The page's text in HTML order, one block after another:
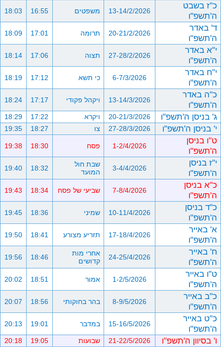
כ"ז בשבט
ה'תשפ"ו
13-14/2/2026 משפטים 16:55
18:03
ד' באדר
ה'תשפ"ו
20-21/2/2026 תרומה 17:01
18:09
י"א באדר
ה'תשפ"ו
27-28/2/2026 תצוה 17:06
18:14
י"ח באדר
ה'תשפ"ו
6-7/3/2026 כי תשא 17:12
18:19
כ"ה באדר
ה'תשפ"ו
13-14/3/2026 ויקהל פקודי 17:17
18:24
ג' בניסן ה'תשפ"ו 20-21/3/2026 ויקרא 17:22
18:29
י' בניסן ה'תשפ"ו 27-28/3/2026 צו 18:27
19:35
ט"ו בניסן
ה'תשפ"ו
1-2/4/2026 פסח 18:30
19:38
י"ז בניסן
ה'תשפ"ו
3-4/4/2026
שבת חול
המועד
18:32
19:40
כ"א בניסן
ה'תשפ"ו
7-8/4/2026 שביעי של פסח 18:34
19:43
כ"ד בניסן
ה'תשפ"ו
10-11/4/2026 שמיני 18:36
19:45
א' באייר
ה'תשפ"ו
17-18/4/2026 תזריע מצורע 18:41
19:50
ח' באייר
ה'תשפ"ו
24-25/4/2026
אחרי מות
קדושים
18:46
19:56
ט"ו באייר
ה'תשפ"ו
1-2/5/2026 אמור 18:51
20:02
כ"ב באייר
ה'תשפ"ו
8-9/5/2026 בהר בחוקותי 18:56
20:07
כ"ט באייר
ה'תשפ"ו
15-16/5/2026 במדבר 19:01
20:13
ו' בסיוון ה'תשפ"ו 21-22/5/2026 שבועות 19:05
20:18